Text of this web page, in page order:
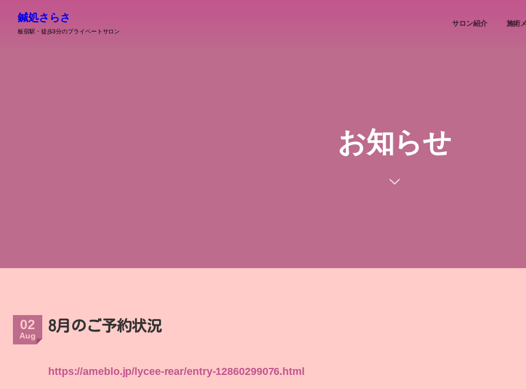
鍼処さらさ
板宿駅・徒歩3分のプライベートサロン
サロン紹介 施術
お知らせ
02
Aug
8月のご予約状況
https://ameblo.jp/lycee-rear/entry-12860299076.html